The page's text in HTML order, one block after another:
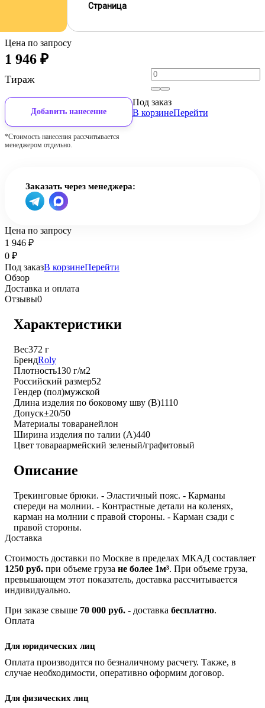
Страница
Цена по запросу
1 946 ₽
Тираж
Добавить нанесение
*Стоимость нанесения рассчитывается
менеджером отдельно.
Под заказ
В корзинеПерейти
Заказать через менеджера:
Цена по запросу
1 946 ₽
0 ₽
Под заказВ корзинеПерейти
Обзор
Доставка и оплата
Отзывы0
Характеристики
Вес372 г
БрендRoly
Плотность130 г/м2
Российский размер52
Гендер (пол)мужской
Длина изделия по боковому шву (B)1110
Допуск±20/50
Материалы товаранейлон
Ширина изделия по талии (A)440
Цвет товараармейский зеленый/графитовый
Описание
Трекинговые брюки. - Эластичный пояс. - Карманы
спереди на молнии. - Контрастные детали на коленях,
карман на молнии с правой стороны. - Карман сзади с
правой стороны.
Доставка
Стоимость доставки по Москве в пределах МКАД составляет
1250 руб. при объеме груза не более 1м³. При объеме груза,
превышающем этот показатель, доставка рассчитывается
индивидуально.
При заказе свыше 70 000 руб. - доставка бесплатно.
Оплата
Для юридических лиц
Оплата производится по безналичному расчету. Также, в
случае необходимости, оперативно оформим договор.
Для физических лиц